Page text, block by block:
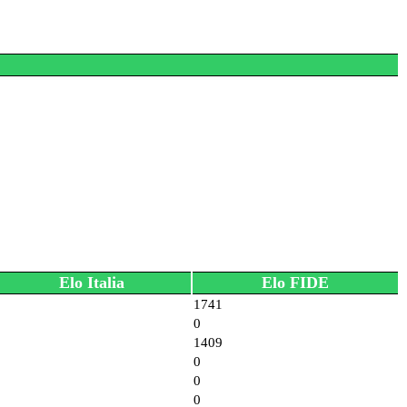
Elo Italia Elo FIDE
1741
0
1409
0
0
0